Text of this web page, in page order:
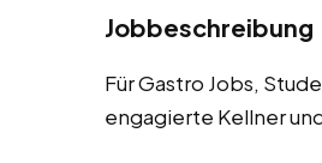
Jobbeschreibung
Für Gastro Jobs,
engagierte Kellner